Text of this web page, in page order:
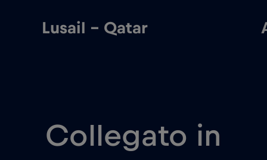
Lusail – Qatar
Collegato in